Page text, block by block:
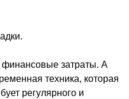
финансовые затраты. А
техника, которая
регулярного и